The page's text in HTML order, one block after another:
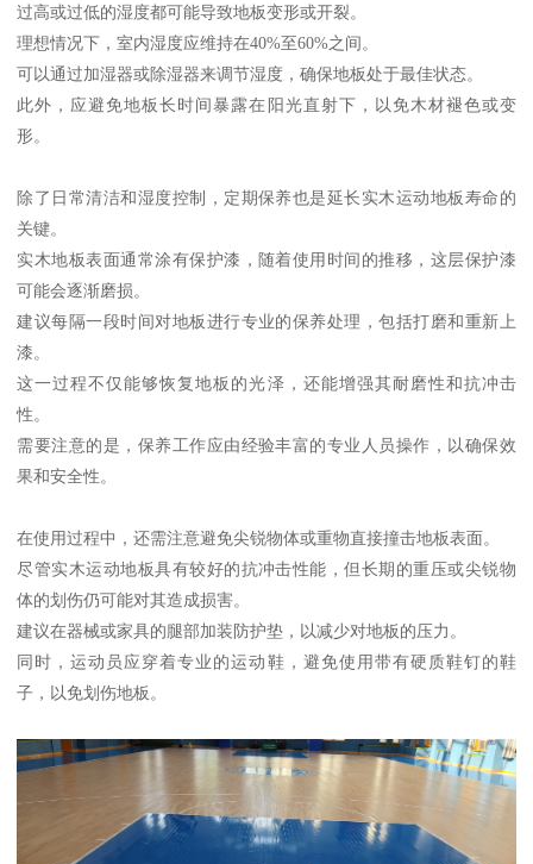
过高或过低的湿度都可能导致地板变形或开裂。
理想情况下，室内湿度应维持在40%至60%之间。
可以通过加湿器或除湿器来调节湿度，确保地板处于最佳状态。
此外，应避免地板长时间暴露在阳光直射下，以免木材褪色或变
形。
除了日常清洁和湿度控制，定期保养也是延长实木运动地板寿命的
关键。
实木地板表面通常涂有保护漆，随着使用时间的推移，这层保护漆
可能会逐渐磨损。
建议每隔一段时间对地板进行专业的保养处理，包括打磨和重新上
漆。
这一过程不仅能够恢复地板的光泽，还能增强其耐磨性和抗冲击
性。
需要注意的是，保养工作应由经验丰富的专业人员操作，以确保效
果和安全性。
在使用过程中，还需注意避免尖锐物体或重物直接撞击地板表面。
尽管实木运动地板具有较好的抗冲击性能，但长期的重压或尖锐物
体的划伤仍可能对其造成损害。
建议在器械或家具的腿部加装防护垫，以减少对地板的压力。
同时，运动员应穿着专业的运动鞋，避免使用带有硬质鞋钉的鞋
子，以免划伤地板。